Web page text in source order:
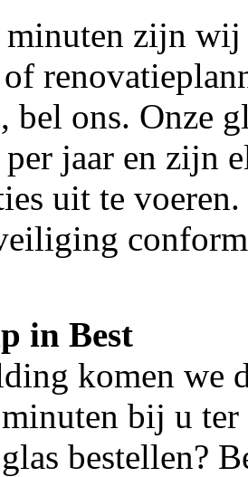
zijn wij
bel ons. Onze
per jaar en zijn
uit te
in Best
komen we
bij u ter
bestellen?